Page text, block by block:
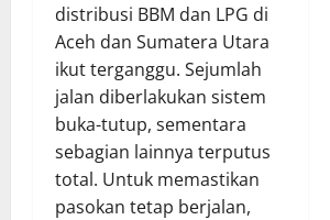
distribusi BBM dan LPG di
Aceh dan Sumatera Utara
ikut terganggu. Sejumlah
jalan diberlakukan sistem
buka-tutup, sementara
sebagian lainnya terputus
total. Untuk memastikan
pasokan tetap berjalan,